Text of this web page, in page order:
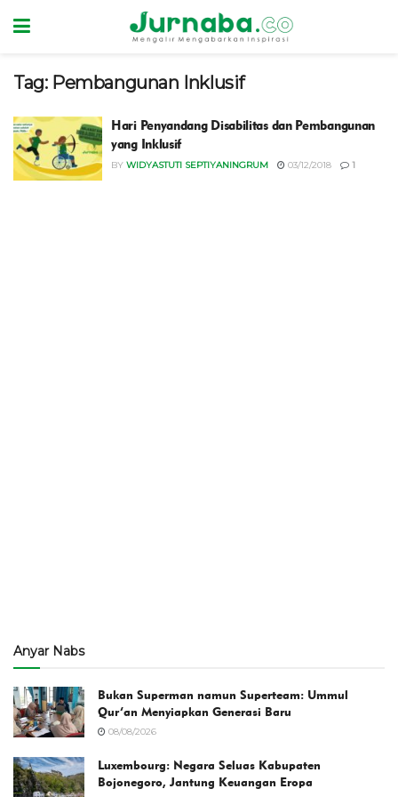
Tag: Pembangunan Inklusif
Hari Penyandang Disabilitas dan Pembangunan
yang Inklusif
BY WIDYASTUTI SEPTIYANINGRUM 03/12/2018 1
Anyar Nabs
Bukan Superman namun Superteam: Ummul
Qur’an Menyiapkan Generasi Baru
08/08/2026
Luxembourg: Negara Seluas Kabupaten
Bojonegoro, Jantung Keuangan Eropa